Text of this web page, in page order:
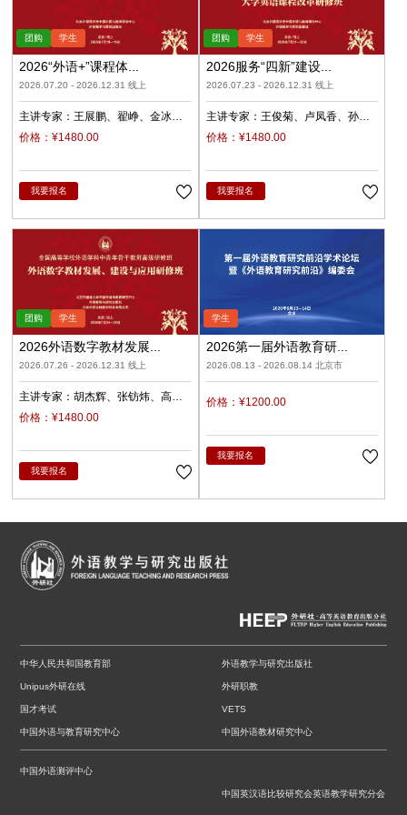
2026“外语+”课程体...
2026.07.20 - 2026.12.31 线上
主讲专家： 王展鹏 翟峥
金冰
张清
杨天娲
价格：¥1480.00
我要报名
2026服务“四新”建设...
2026.07.23 - 2026.12.31 线上
主讲专家： 王俊菊 卢凤香
孙
瑜
柳睿
价格：¥1480.00
我要报名
2026外语数字教材发展...
2026.07.26 - 2026.12.31 线上
主讲专家：胡杰辉 张钫炜
高
原
陈静 陈琛
价格：¥1480.00
我要报名
2026第一届外语教育研...
2026.08.13 - 2026.08.14 北京市
价格：¥1200.00
我要报名
中华人民共和国教育部 外语教学与研究出版社
Unipus外研在线 外研职教
国才考试 VETS
中国外语与教育研究中心 中国外语教材研究中心
中国外语测评中心
中国英汉语比较研究会英语教学研究分会